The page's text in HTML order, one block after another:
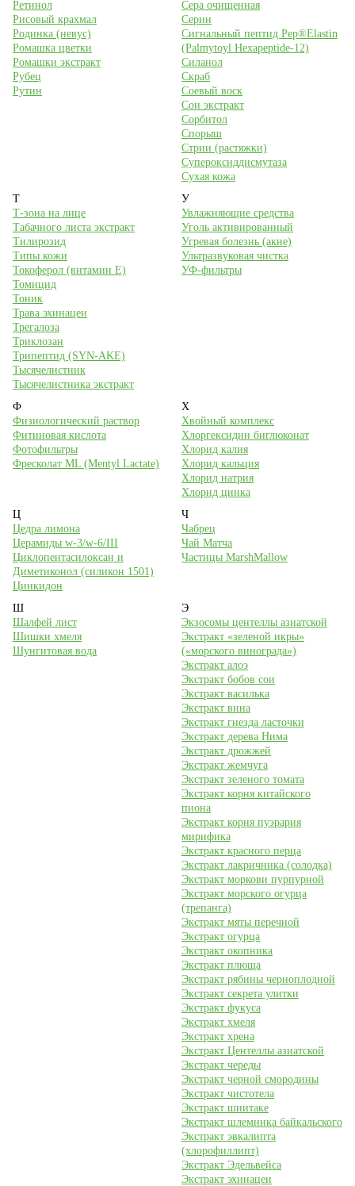
Ретинол
Рисовый крахмал
Родинка (невус)
Ромашка цветки
Ромашки экстракт
Рубец
Рутин
Сера очищенная
Серин
Сигнальный пептид Pep®Elastin
(Palmytoyl Hexapeptide-12)
Силанол
Скраб
Соевый воск
Сои экстракт
Сорбитол
Спорыш
Стрии (растяжки)
Супероксиддисмутаза
Сухая кожа
Т
Т-зона на лице
Табачного листа экстракт
Тилирозид
Типы кожи
Токоферол (витамин Е)
Томицид
Тоник
Трава эхинацеи
Трегалоза
Триклозан
Трипептид (SYN-AKE)
Тысячелистник
Тысячелистника экстракт
У
Увлажняющие средства
Уголь активированный
Угревая болезнь (акне)
Ультразвуковая чистка
УФ-фильтры
Ф
Физиологический раствор
Фитиновая кислота
Фотофильтры
Фресколат ML (Mentyl Lactate)
Х
Хвойный комплекс
Хлоргексидин биглюконат
Хлорид калия
Хлорид кальция
Хлорид натрия
Хлорид цинка
Ц
Цедра лимона
Церамиды w-3/w-6/III
Циклопентасилоксан и
Диметиконол (силикон 1501)
Цинкидон
Ч
Чабрец
Чай Матча
Частицы MarshMallow
Ш
Шалфей лист
Шишки хмеля
Шунгитовая вода
Э
Экзосомы центеллы азиатской
Экстракт «зеленой икры»
(«морского винограда»)
Экстракт алоэ
Экстракт бобов сои
Экстракт василька
Экстракт вина
Экстракт гнезда ласточки
Экстракт дерева Нима
Экстракт дрожжей
Экстракт жемчуга
Экстракт зеленого томата
Экстракт корня китайского
пиона
Экстракт корня пуэрария
мирифика
Экстракт красного перца
Экстракт лакричника (солодка)
Экстракт моркови пурпурной
Экстракт морского огурца
(трепанга)
Экстракт мяты перечной
Экстракт огурца
Экстракт окопника
Экстракт плюща
Экстракт рябины черноплодной
Экстракт секрета улитки
Экстракт фукуса
Экстракт хмеля
Экстракт хрена
Экстракт Центеллы азиатской
Экстракт череды
Экстракт черной смородины
Экстракт чистотела
Экстракт шиитаке
Экстракт шлемника байкальского
Экстракт эвкалипта
(хлорофиллипт)
Экстракт Эдельвейса
Экстракт эхинацеи